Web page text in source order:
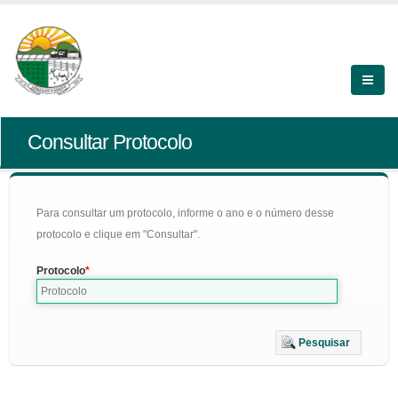
Consultar Protocolo
Para consultar um protocolo, informe o ano e o número desse
protocolo e clique em "Consultar".
Protocolo
Pesquisar